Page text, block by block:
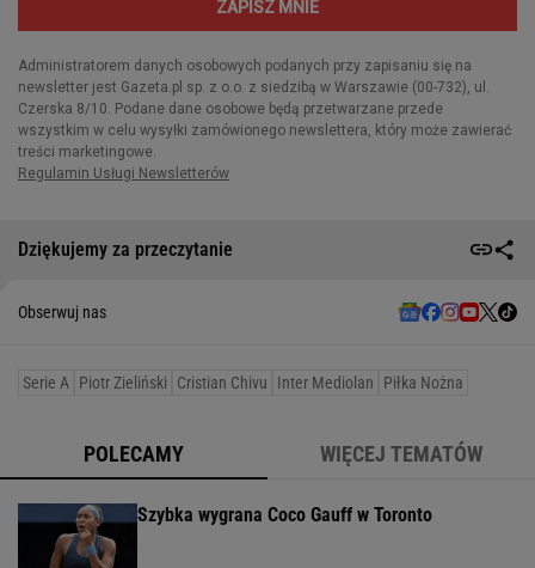
Dziękujemy za przeczytanie
Obserwuj nas
Serie A Piotr Zieliński Cristian Chivu Inter Mediolan Piłka Nożna
POLECAMY WIĘCEJ TEMATÓW
Szybka wygrana Coco Gauff w Toronto